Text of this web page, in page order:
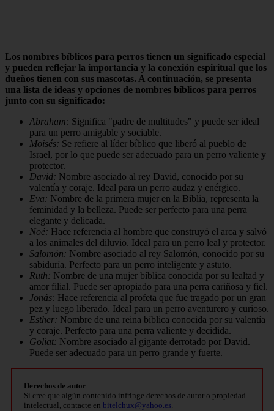
Los nombres bíblicos para perros tienen un significado especial
y pueden reflejar la importancia y la conexión espiritual que los
dueños tienen con sus mascotas. A continuación, se presenta
una lista de ideas y opciones de nombres bíblicos para perros
junto con su significado:
Abraham: Significa "padre de multitudes" y puede ser ideal
para un perro amigable y sociable.
Moisés: Se refiere al líder bíblico que liberó al pueblo de
Israel, por lo que puede ser adecuado para un perro valiente y
protector.
David: Nombre asociado al rey David, conocido por su
valentía y coraje. Ideal para un perro audaz y enérgico.
Eva: Nombre de la primera mujer en la Biblia, representa la
feminidad y la belleza. Puede ser perfecto para una perra
elegante y delicada.
Noé: Hace referencia al hombre que construyó el arca y salvó
a los animales del diluvio. Ideal para un perro leal y protector.
Salomón: Nombre asociado al rey Salomón, conocido por su
sabiduría. Perfecto para un perro inteligente y astuto.
Ruth: Nombre de una mujer bíblica conocida por su lealtad y
amor filial. Puede ser apropiado para una perra cariñosa y fiel.
Jonás: Hace referencia al profeta que fue tragado por un gran
pez y luego liberado. Ideal para un perro aventurero y curioso.
Esther: Nombre de una reina bíblica conocida por su valentía
y coraje. Perfecto para una perra valiente y decidida.
Goliat: Nombre asociado al gigante derrotado por David.
Puede ser adecuado para un perro grande y fuerte.
Derechos de autor
Si cree que algún contenido infringe derechos de autor o propiedad
intelectual, contacte en bitelchux@yahoo.es.